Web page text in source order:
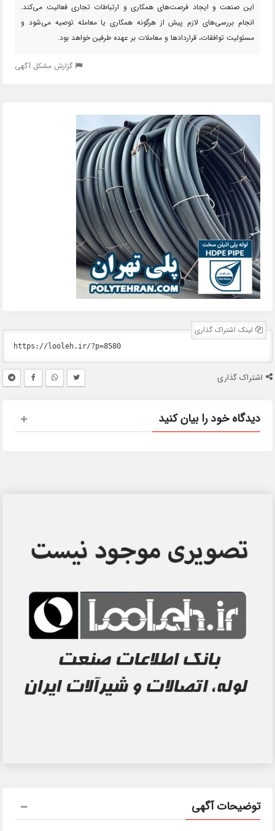
این صنعت و ایجاد فرصت‌های همکاری و ارتباطات تجاری فعالیت می‌کند.
انجام بررسی‌های لازم پیش از هرگونه همکاری یا معامله توصیه می‌شود و
مسئولیت توافقات، قراردادها و معاملات بر عهده طرفین خواهد بود.
گزارش مشکل آگهی
لینک اشتراک گذاری
اشتراک گذاری
دیدگاه خود را بیان کنید
توضیحات آگهی